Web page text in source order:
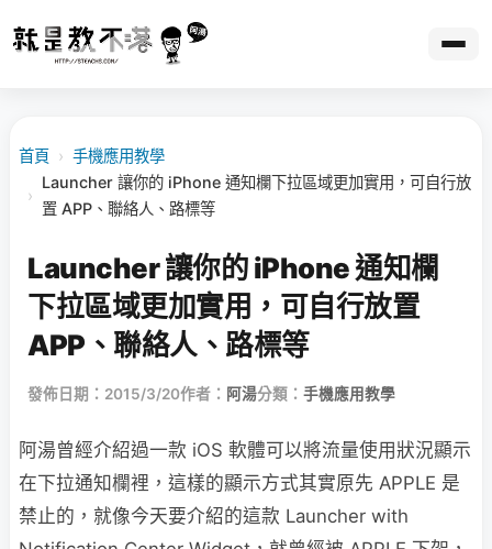
首頁 › 手機應用教學
›
Launcher 讓你的 iPhone 通知欄下拉區域更加實用，可自行放
置 APP、聯絡人、路標等
Launcher 讓你的 iPhone 通知欄
下拉區域更加實用，可自行放置
APP、聯絡人、路標等
發佈日期：2015/3/20作者： 阿湯分類： 手機應用教學
阿湯曾經介紹過一款 iOS 軟體可以將流量使用狀況顯示
在下拉通知欄裡，這樣的顯示方式其實原先 APPLE 是
禁止的，就像今天要介紹的這款 Launcher with